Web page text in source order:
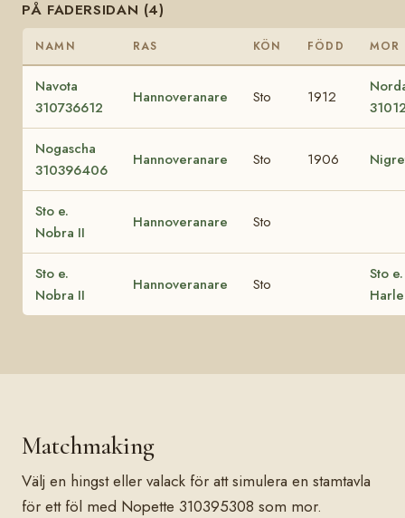
PÅ FADERSIDAN (4)
NAMN RAS KÖN FÖDD MOR
Navota
310736612
Hannoveranare Sto 1912
Nogascha
310396406
Hannoveranare Sto 1906
Sto e.
Nobra II
Hannoveranare Sto
Sto e.
Nobra II
Hannoveranare Sto
Sto e.
Matchmaking
Välj en hingst eller valack för att simulera en stamtavla
för ett föl med Nopette 310395308 som mor.